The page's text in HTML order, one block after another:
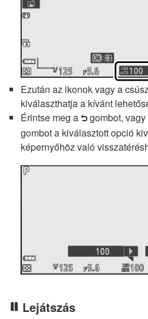
Ezután az ikonok vagy a
kiválaszthatja a kívánt
Érintse meg a Z gombot,
gombot a kiválasztott opció
képernyőhöz való
Lejátszás